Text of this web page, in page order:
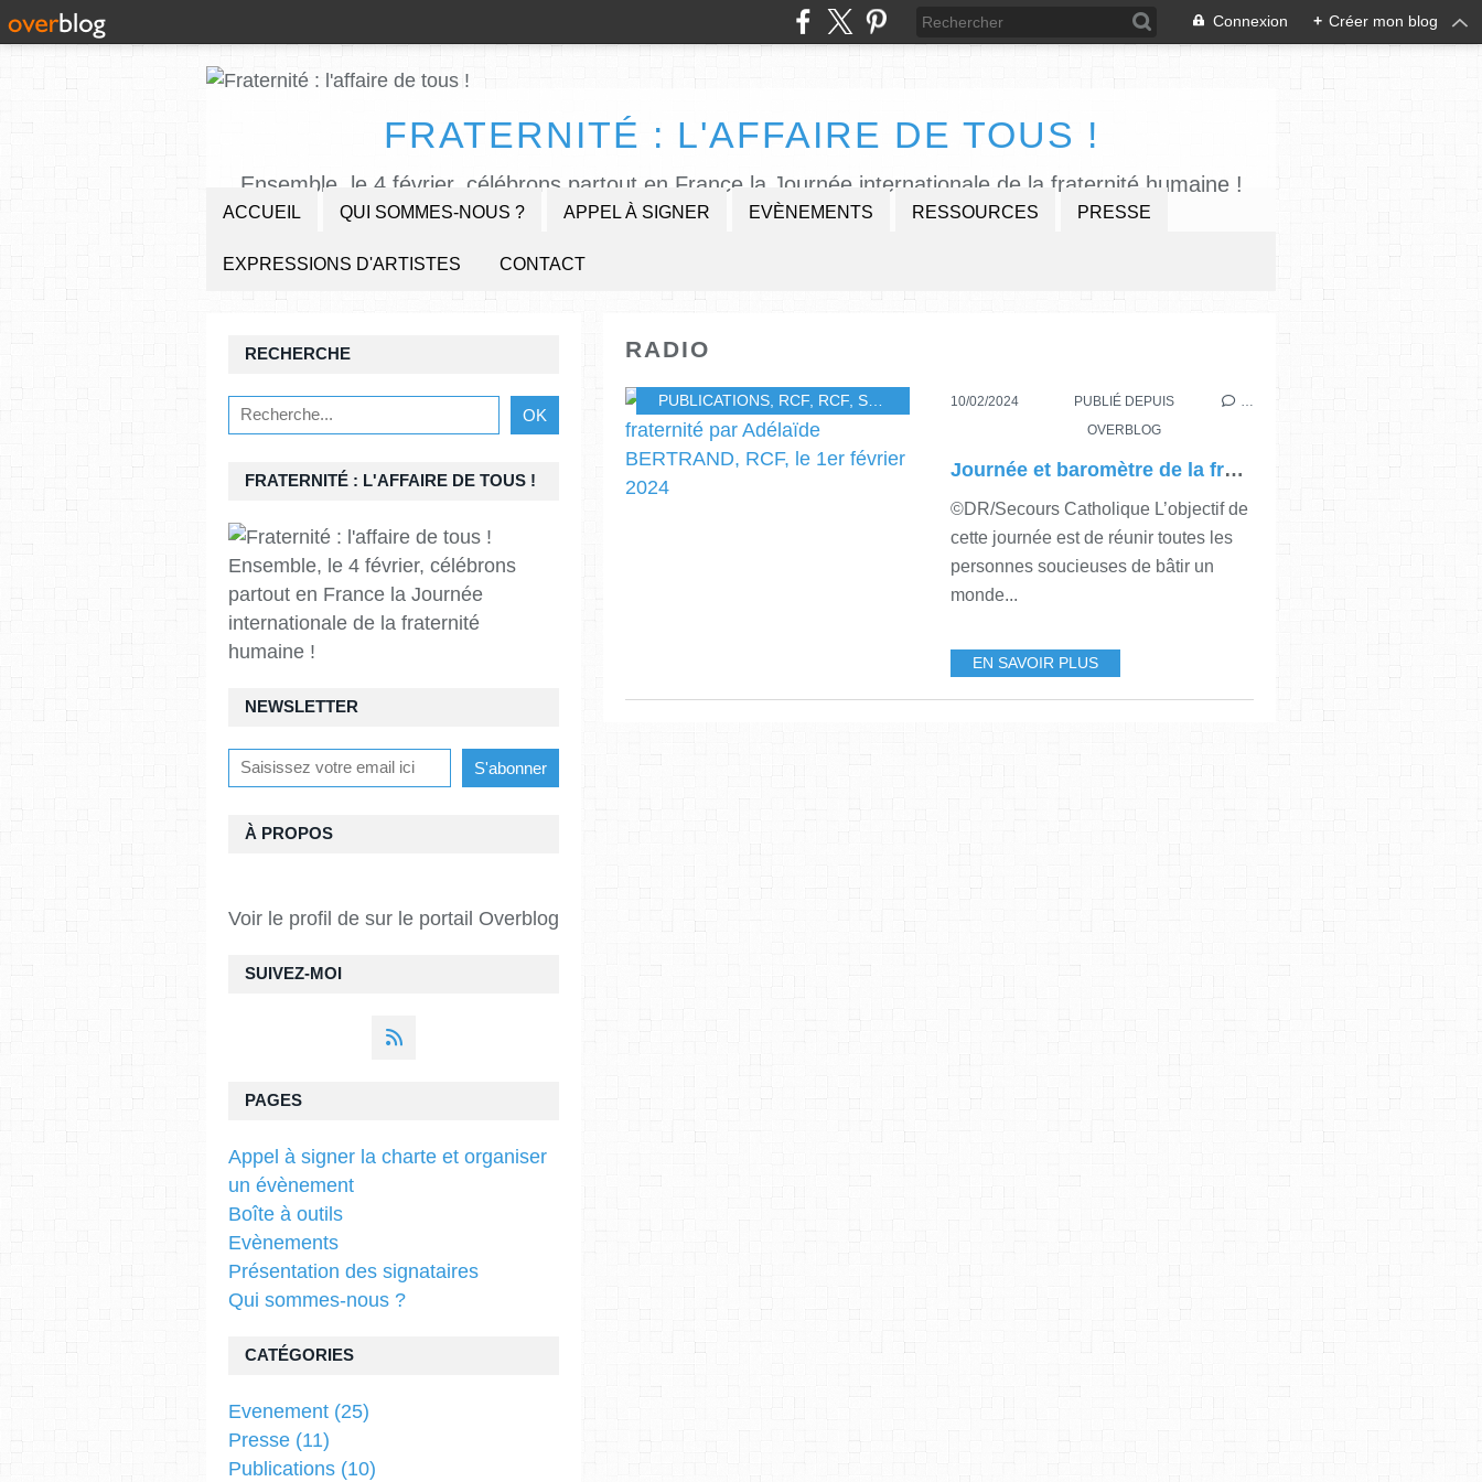
Connexion + Créer mon blog
FRATERNITÉ : L'AFFAIRE DE TOUS !
Ensemble, le 4 février, célébrons partout en France la Journée internationale de la fraternité humaine !
ACCUEIL QUI SOMMES-NOUS ? APPEL À SIGNER EVÈNEMENTS RESSOURCES PRESSE
EXPRESSIONS D'ARTISTES CONTACT
RADIO
PUBLICATIONS, RCF, RCF, SECOURS-CATHOLIQUE RADIO,REVUEPRESSE
10/02/2024
PUBLIÉ DEPUIS
OVERBLOG
…
Journée et baromètre de la fraternité par Adélaïde BERTRAND, RCF, le 1er février 2024
©DR/Secours Catholique L’objectif de
cette journée est de réunir toutes les
personnes soucieuses de bâtir un
monde...
EN SAVOIR PLUS
NEWSLETTER
SUIVEZ-MOI
RECHERCHE
FRATERNITÉ : L'AFFAIRE DE TOUS !
Ensemble, le 4 février, célébrons
partout en France la Journée
internationale de la fraternité
humaine !
À PROPOS
Voir le profil de sur le portail Overblog
PAGES
Appel à signer la charte et organiser
un évènement
Boîte à outils
Evènements
Présentation des signataires
Qui sommes-nous ?
CATÉGORIES
Evenement (25)
Presse (11)
Publications (10)